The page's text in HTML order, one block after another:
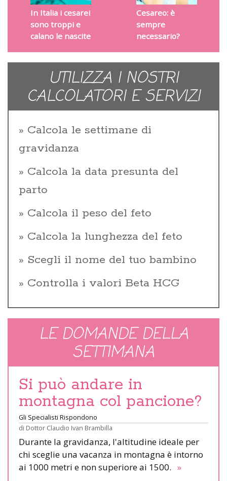
In Italia i cesarei
sono troppi e
calano le nascite
Cesareo: è
sempre
necessario?
UTILIZZA I NOSTRI
CALCOLATORI E SERVIZI
Calcola le settimane di
gravidanza
Calcola la data presunta del
parto
Calcola il peso del feto
Calcola la lunghezza del feto
Scegli il nome del tuo bambino
Controlla i valori Beta HCG
LE DOMANDE DELLA
SETTIMANA
Si può andare in
montagna col pancione?
Gli Specialisti Rispondono
di Dottor Claudio Ivan Brambilla
Durante la gravidanza, l'altitudine ideale per
chi sceglie una vacanza in montagna è intorno
ai 1000 metri e non superiore ai 1500. »